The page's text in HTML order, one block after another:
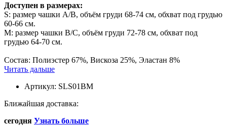
Доступен в размерах:
S: размер чашки A/B, объём груди 68-74 см, обхват под грудью
60-66 см.
M: размер чашки B/C, объём груди 72-78 см, обхват под
грудью 64-70 см.
Состав: Полиэстер 67%, Вискоза 25%, Эластан 8%
Читать дальше
Артикул: SLS01BM
Ближайшая доставка:
сегодня Узнать больше